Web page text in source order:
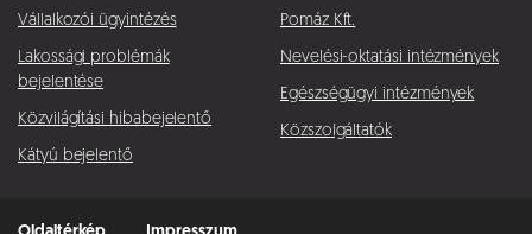
Vállalkozói ügyintézés
Lakossági problémák
bejelentése
Közvilágítási hibabejelentő
Kátyú bejelentő
Pomáz Kft.
Nevelési-oktatási intézmények
Egészségügyi intézmények
Közszolgáltatók